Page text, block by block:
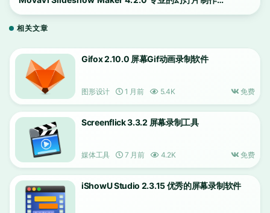
相关文章
Gifox 2.10.0 屏幕Gif动画录制软件
图形设计 1 月前 5.4K 免费
Screenflick 3.3.2 屏幕录制工具
媒体工具 7 月前 4.2K 免费
iShowU Studio 2.3.15 优秀的屏幕录制软件